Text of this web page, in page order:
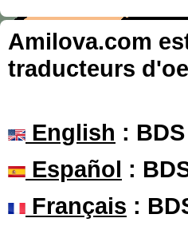
Amilova.com
traducteurs
English :
Español :
Français :